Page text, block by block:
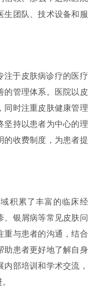
生团队、技术设备和服
注于皮肤病诊疗的医疗
的管理体系。医院以皮
同时注重皮肤健康管理
坚持以患者为中心的理
的收费制度，为患者提
积累了丰富的临床经
、银屑病等常见皮肤问
重与患者的沟通，结合
助患者更好地了解自身
部培训和学术交流，